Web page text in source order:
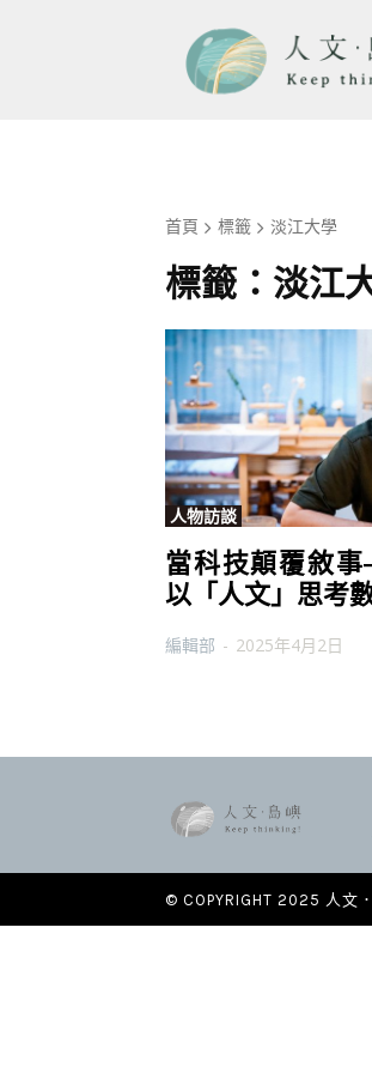
首頁 標籤 淡江大學
標籤： 淡江
人物訪談
當科技顛覆敘
以「人文」思考
編輯部 - 2025年4月2日
© COPYRIGHT 2025 人文